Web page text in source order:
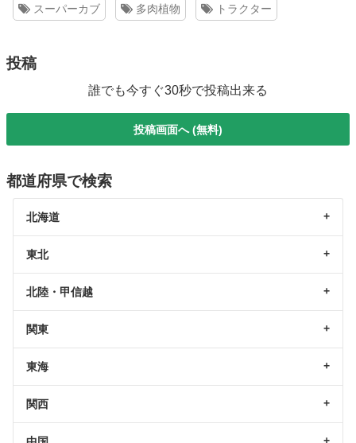
スーパーカブ 多肉植物 トラクター
投稿
誰でも今すぐ30秒で投稿出来る
投稿画面へ (無料)
都道府県で検索
北海道
東北
北陸・甲信越
関東
東海
関西